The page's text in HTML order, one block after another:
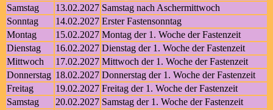
Samstag
13.02.2027 Samstag nach Aschermittwoch
Sonntag
14.02.2027 Erster Fastensonntag
Montag
15.02.2027 Montag der 1. Woche der Fastenzeit
Dienstag
16.02.2027 Dienstag der 1. Woche der Fastenzeit
Mittwoch
17.02.2027 Mittwoch der 1. Woche der Fastenzeit
Donnerstag 18.02.2027 Donnerstag der 1. Woche der Fastenzeit
Freitag
19.02.2027 Freitag der 1. Woche der Fastenzeit
Samstag
20.02.2027 Samstag der 1. Woche der Fastenzeit